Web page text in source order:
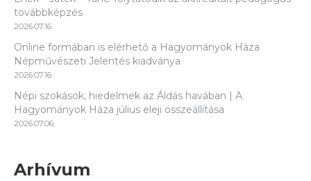
továbbképzés
2026.07.16.
Online formában is elérhető a Hagyományok Háza
Népművészeti Jelentés kiadványa
2026.07.16.
Népi szokások, hiedelmek az Áldás havában | A
Hagyományok Háza július eleji összeállítása
2026.07.06.
Arhívum